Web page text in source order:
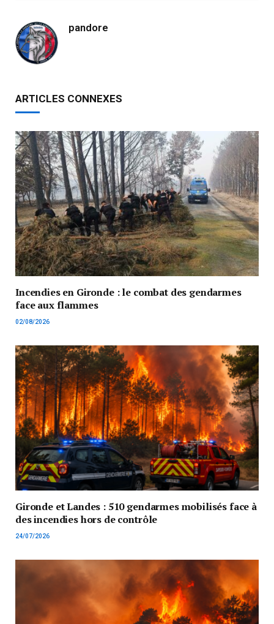
pandore
ARTICLES CONNEXES
Incendies en Gironde : le combat des gendarmes
face aux flammes
02/08/2026
Gironde et Landes : 510 gendarmes mobilisés face à
des incendies hors de contrôle
24/07/2026